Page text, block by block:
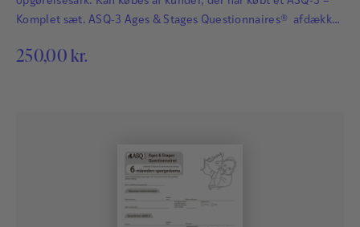
Komplet sæt. ASQ-3 Ages & Stages Questionnaires® afdækker
småbørn. Det har afgørende betydning for børns fremtid, at
250,00 kr.